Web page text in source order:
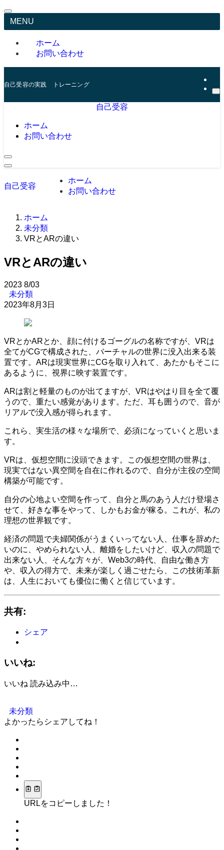
MENU
ホーム
お問い合わせ
自己受容の実践 トレーニング
自己受容
ホーム
お問い合わせ
自己受容
ホーム
お問い合わせ
ホーム
未分類
VRとARの違い
VRとARの違い
2023 8/03
未分類
2023年8月3日
VRとかARとか、顔に付けるゴーグルの名称ですが、VRは
全てがCGで構成された、バーチャルの世界に没入出来る装
置です。ARは現実世界にCGを取り入れて、あたかもそこに
あるように、視界に映す装置です。
ARは割と軽量のものが出てますが、VRはやはり目を全て覆
うので、重たい感覚があります。ただ、耳も囲うので、音が
リアルで没入感が得られます。
これら、実生活の様々な場所で、必須になっていくと思いま
す。
VRは、仮想空間に没頭できます。この仮想空間の世界は、
現実ではない異空間を自在に作れるので、自分が主役の空間
構築が可能です。
自分の心地よい空間を作って、自分と馬のあう人だけ登場さ
せて、好きな事をやって、しかもお金が稼る。これが、私の
理想の世界観です。
経済の問題で夫婦関係がうまくいってない人、仕事を辞めた
いのに、やめられない人、離婚をしたいけど、収入の問題で
出来ない人、そんな方々が、Web3の時代、自由な働き方
や、収入の得方で、未来が楽しく過ごせたら、この技術革新
は、人生においても優位に働くと信じています。
共有:
シェア
いいね:
いいね 読み込み中…
未分類
よかったらシェアしてね！
URLをコピーしました！